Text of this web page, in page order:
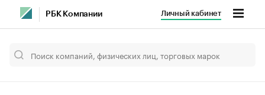
РБК Компании Личный кабинет